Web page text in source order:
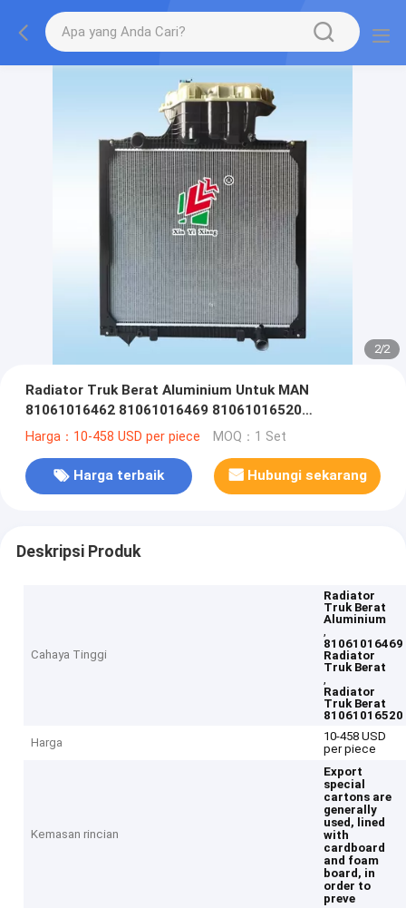
2/2
Radiator Truk Berat Aluminium Untuk MAN
81061016462 81061016469 81061016520
81061016512
Harga：10-458 USD per piece MOQ：1 Set
Harga terbaik Hubungi sekarang
Deskripsi Produk
Cahaya Tinggi
Radiator
Truk Berat
Aluminium
,
81061016469
Radiator
Truk Berat
,
Radiator
Truk Berat
81061016520
Harga
10-458 USD
per piece
Kemasan rincian
Export
special
cartons are
generally
used, lined
with
cardboard
and foam
board, in
order to
preve